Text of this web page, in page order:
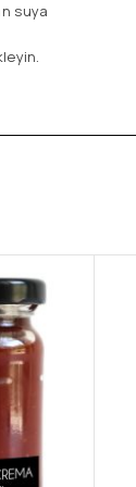
suya